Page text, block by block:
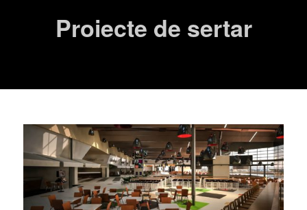
Proiecte de sertar